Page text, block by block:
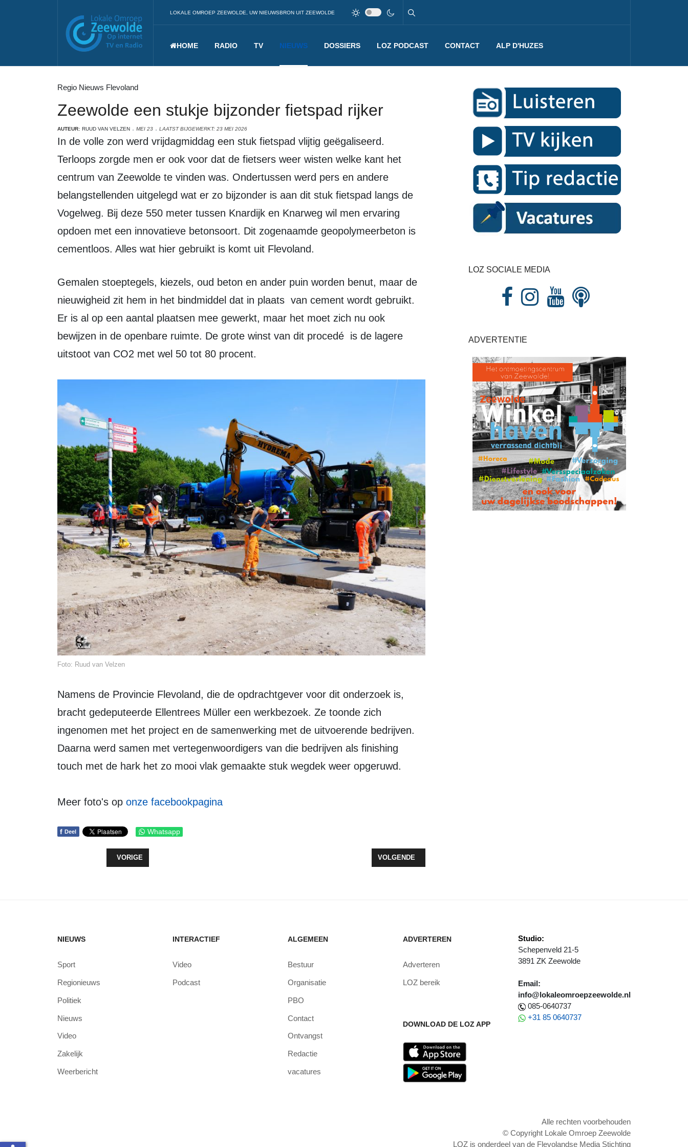
LOKALE OMROEP ZEEWOLDE, UW NIEUWSBRON UIT ZEEWOLDE
HOME RADIO TV NIEUWS DOSSIERS LOZ PODCAST CONTACT ALP D'HUZES
Regio Nieuws Flevoland
Zeewolde een stukje bijzonder fietspad rijker
AUTEUR: RUUD VAN VELZEN MEI 23 LAATST BIJGEWERKT: 23 MEI 2026
In de volle zon werd vrijdagmiddag een stuk fietspad vlijtig geëgaliseerd.
Terloops zorgde men er ook voor dat de fietsers weer wisten welke kant het
centrum van Zeewolde te vinden was. Ondertussen werd pers en andere
belangstellenden uitgelegd wat er zo bijzonder is aan dit stuk fietspad langs de
Vogelweg. Bij deze 550 meter tussen Knardijk en Knarweg wil men ervaring
opdoen met een innovatieve betonsoort. Dit zogenaamde geopolymeerbeton is
cementloos. Alles wat hier gebruikt is komt uit Flevoland.
Gemalen stoeptegels, kiezels, oud beton en ander puin worden benut, maar de
nieuwigheid zit hem in het bindmiddel dat in plaats van cement wordt gebruikt.
Er is al op een aantal plaatsen mee gewerkt, maar het moet zich nu ook
bewijzen in de openbare ruimte. De grote winst van dit procedé is de lagere
uitstoot van CO2 met wel 50 tot 80 procent.
Foto: Ruud van Velzen
Namens de Provincie Flevoland, die de opdrachtgever voor dit onderzoek is,
bracht gedeputeerde Ellentrees Müller een werkbezoek. Ze toonde zich
ingenomen met het project en de samenwerking met de uitvoerende bedrijven.
Daarna werd samen met vertegenwoordigers van die bedrijven als finishing
touch met de hark het zo mooi vlak gemaakte stuk wegdek weer opgeruwd.
Meer foto's op onze facebookpagina
f Deel Whatsapp
VORIG ARTIKEL: ZEEWOLDE NEEMT VERHALEN, TRANEN EN HOOP MEE NAAR ALPE D'HUZES
VORIGE VOLGENDE ARTIKEL: 'DARES KOMT IN ACTIE ALS ALLE COMMUNICATIE UITVALT BIJ EEN
VOLGENDE
LOZ SOCIALE MEDIA
ADVERTENTIE
NIEUWS
Sport
Regionieuws
Politiek
Nieuws
Video
Zakelijk
Weerbericht
INTERACTIEF
Video
Podcast
ALGEMEEN
Bestuur
Organisatie
PBO
Contact
Ontvangst
Redactie
vacatures
ADVERTEREN
Adverteren
LOZ bereik
DOWNLOAD DE LOZ APP
Studio:
Schepenveld 21-5
3891 ZK Zeewolde
Email:
info@lokaleomroepzeewolde.nl
085-0640737
+31 85 0640737
Alle rechten voorbehouden
© Copyright Lokale Omroep Zeewolde
LOZ is onderdeel van de Flevolandse Media Stichting